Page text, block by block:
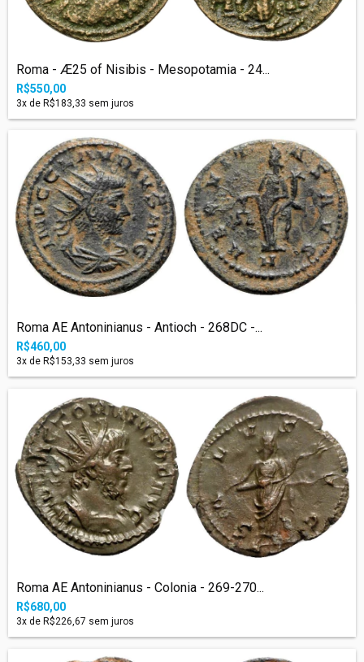
Roma - Æ25 of Nisibis - Mesopotamia - 24...
R$550,00
3x de R$183,33 sem juros
Roma AE Antoninianus - Antioch - 268DC -...
R$460,00
3x de R$153,33 sem juros
Roma AE Antoninianus - Colonia - 269-270...
R$680,00
3x de R$226,67 sem juros